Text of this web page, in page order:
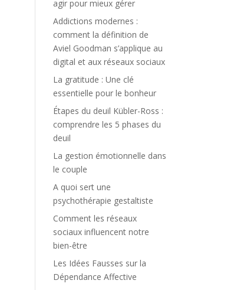
agir pour mieux gérer
Addictions modernes :
comment la définition de
Aviel Goodman s’applique au
digital et aux réseaux sociaux
La gratitude : Une clé
essentielle pour le bonheur
Étapes du deuil Kübler-Ross :
comprendre les 5 phases du
deuil
La gestion émotionnelle dans
le couple
A quoi sert une
psychothérapie gestaltiste
Comment les réseaux
sociaux influencent notre
bien-être
Les Idées Fausses sur la
Dépendance Affective